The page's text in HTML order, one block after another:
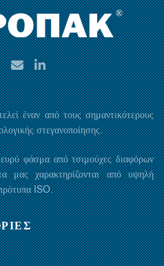
έναν από τους σημαντικότερους
στεγανοποίησης.
φάσμα από τσιμούχες διαφόρων
μας χαρακτηρίζονται από υψηλή
ISO.